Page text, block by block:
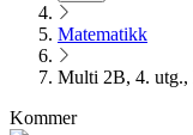
Matematikk
Multi 2B, 4. utg.,
Kommer